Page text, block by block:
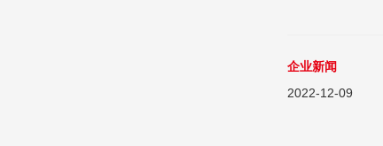
企业新闻
2022-12-09